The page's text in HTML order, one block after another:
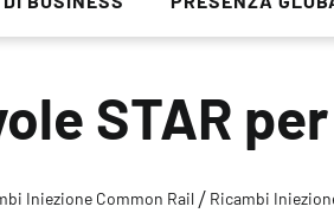
STAR
Iniezione Common Rail Ricambi